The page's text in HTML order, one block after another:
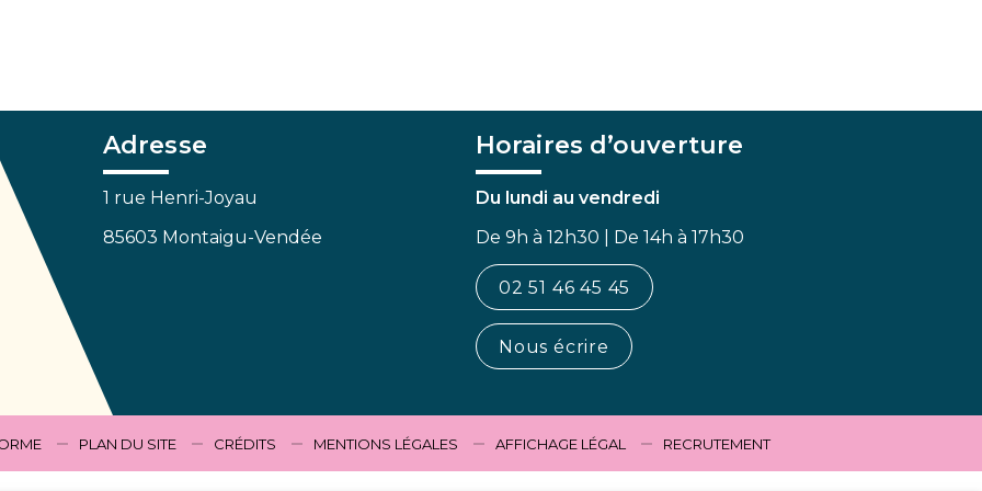
Adresse
1 rue Henri-Joyau
85603 Montaigu-Vendée
Horaires d’ouverture
Du lundi au vendredi
De 9h à 12h30 | De 14h à 17h30
02 51 46 45 45
Nous écrire
PLAN DU SITE CRÉDITS MENTIONS LÉGALES AFFICHAGE LÉGAL RECRUTEMENT